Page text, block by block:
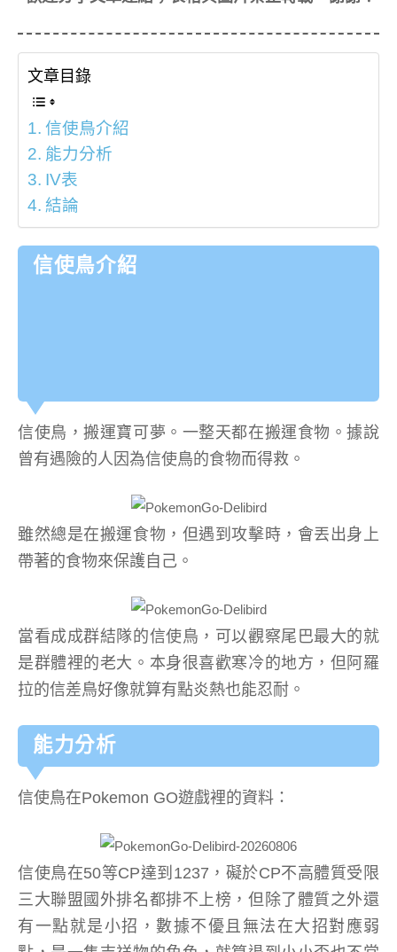
文章目錄
信使鳥介紹
能力分析
IV表
結論
信使鳥介紹
信使鳥，搬運寶可夢。一整天都在搬運食物。據說
曾有遇險的人因為信使鳥的食物而得救。
雖然總是在搬運食物，但遇到攻擊時，會丟出身上
帶著的食物來保護自己。
當看成成群結隊的信使鳥，可以觀察尾巴最大的就
是群體裡的老大。本身很喜歡寒冷的地方，但阿羅
拉的信差鳥好像就算有點炎熱也能忍耐。
能力分析
信使鳥在Pokemon GO遊戲裡的資料：
信使鳥在50等CP達到1237，礙於CP不高體質受限
三大聯盟國外排名都排不上榜，但除了體質之外還
有一點就是小招，數據不優且無法在大招對應弱